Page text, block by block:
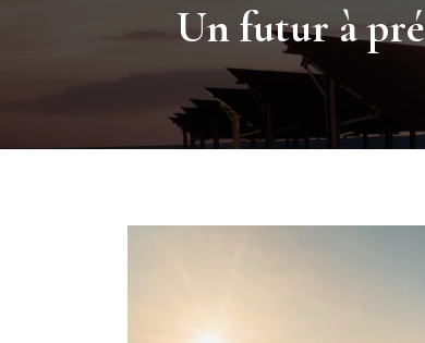
Un futur à